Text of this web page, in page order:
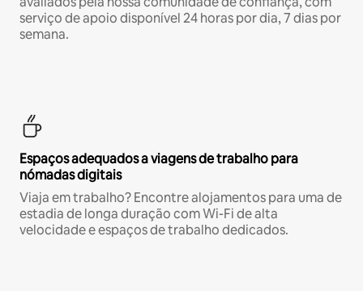
serviço de apoio disponível 24 horas por dia, 7 dias por
semana.
Espaços adequados a viagens de trabalho para
nómadas digitais
Viaja em trabalho? Encontre alojamentos para uma de
estadia de longa duração com Wi-Fi de alta
velocidade e espaços de trabalho dedicados.